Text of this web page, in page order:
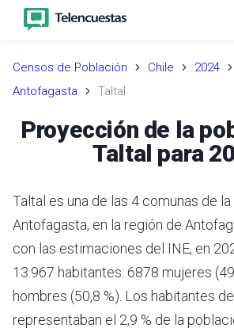
Censos de Población Chile 2024
Antofagasta
Taltal
Proyección de la
Taltal para
Taltal es una de las 4 comunas de
Antofagasta, en la región de
con las estimaciones del INE, en
13.967 habitantes: 6878 mujeres
hombres (50,8 %). Los habitantes
representaban el 2,9 % de la